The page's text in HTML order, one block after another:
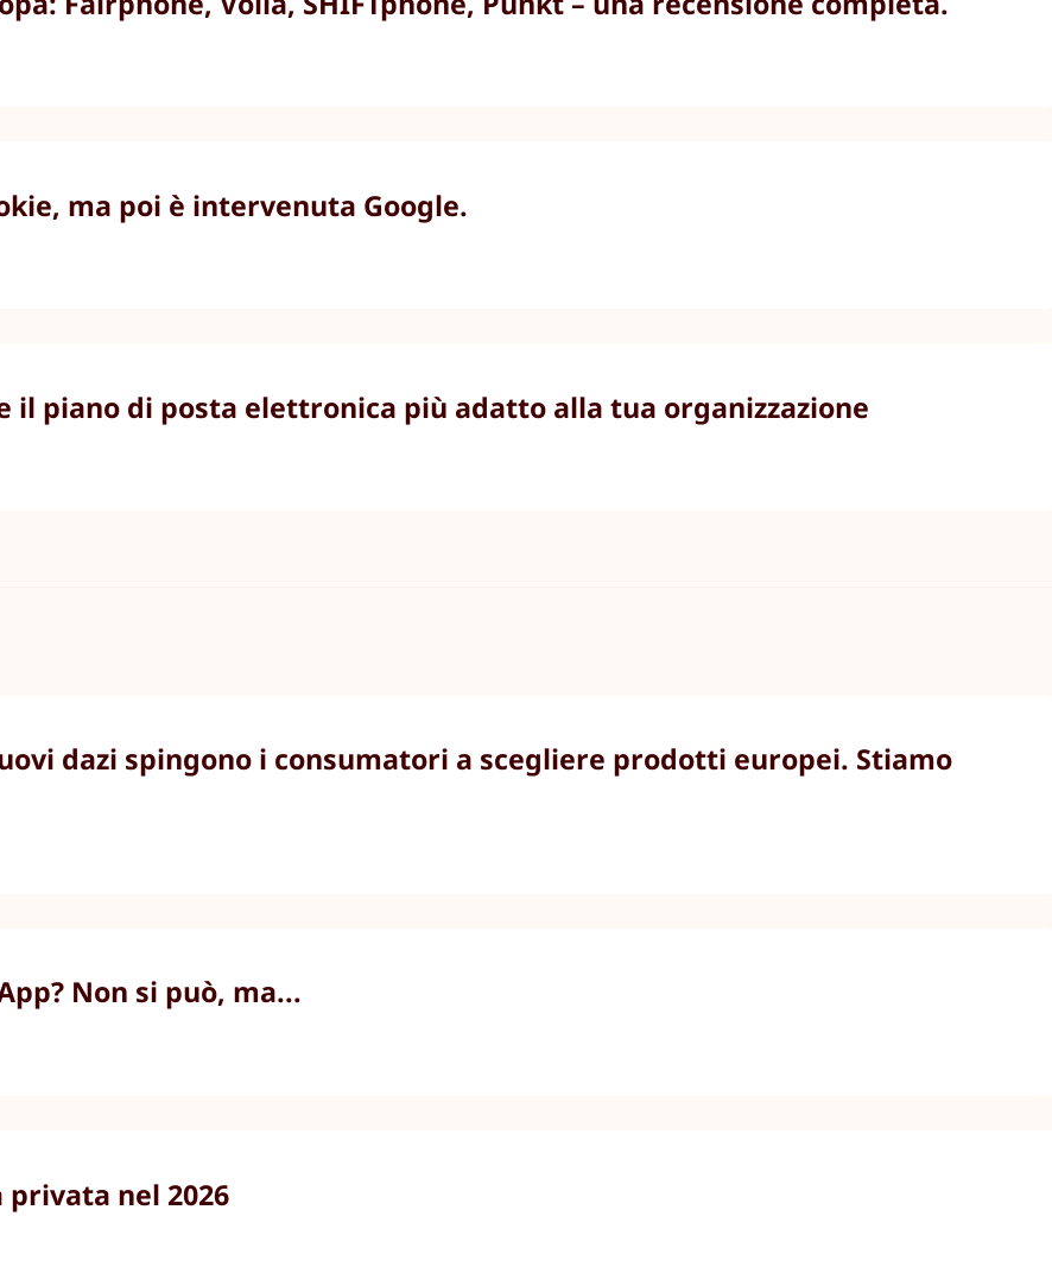
ma poi è intervenuta Google.
il piano di posta elettronica più adatto alla tua organizzazione
dazi spingono i consumatori a scegliere prodotti europei. Stiamo
Non si può, ma...
nel 2026